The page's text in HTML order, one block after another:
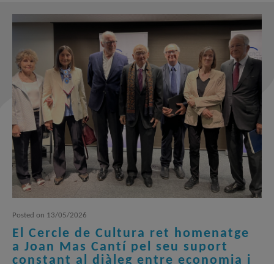
Postedon 13/05/2026
El Cercle de Cultura ret homenatge
a Joan Mas Cantí pel seu suport
constant al diàleg entre economia i